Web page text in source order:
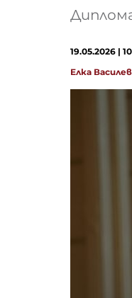
19.05.2026 |
Елка